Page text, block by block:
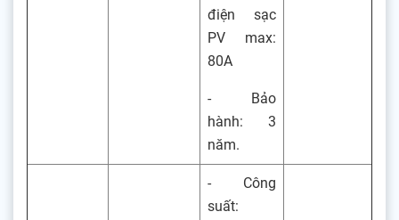
điện sạc
PV max:
80A
- Bảo
hành: 3
năm.
- Công
suất: